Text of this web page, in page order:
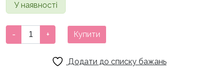
У наявності
для
- + Купити
Додати до списку бажань